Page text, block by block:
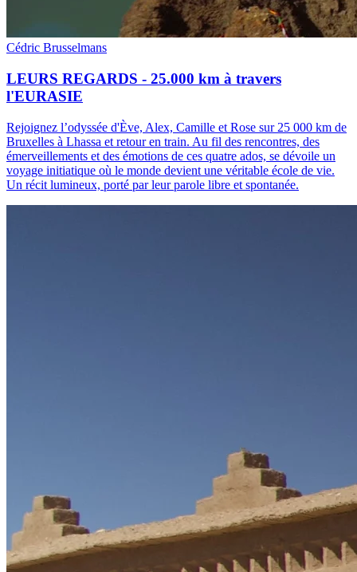
Cédric Brusselmans
LEURS REGARDS - 25.000 km à travers
l'EURASIE
Rejoignez l’odyssée d'Ève, Alex, Camille et Rose sur 25 000 km de
Bruxelles à Lhassa et retour en train. Au fil des rencontres, des
émerveillements et des émotions de ces quatre ados, se dévoile un
voyage initiatique où le monde devient une véritable école de vie.
Un récit lumineux, porté par leur parole libre et spontanée.